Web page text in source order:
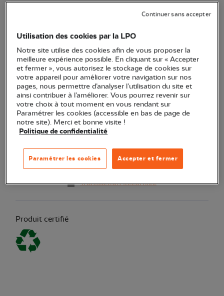
Un hérisson en papier à monter soi-même, éco-conçu :
une touche déco mignonne et originale dans votre intérieur.
Voir plus
Quantité
Dernières pièces en stock !
Ajouter au panier
Transaction sécurisée
Produit certifié
Utilisation des cookies par la LPO
Notre site utilise des cookies afin de vous proposer la
meilleure expérience possible. En cliquant sur « Accepter
et fermer », vous autorisez le stockage de cookies sur
votre appareil pour améliorer votre navigation sur nos
pages, nous permettre d’analyser l’utilisation du site et
ainsi contribuer à l’améliorer. Vous pourrez revenir sur
votre choix à tout moment en vous rendant sur
Paramétrer les cookies (accessible en bas de page de
notre site). Merci et bonne visite !
Politique de confidentialité
Accepter et fermer
Paramétrer les cookies
Continuer sans accepter